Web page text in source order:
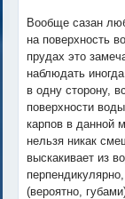
Вообще сазан
на поверхность
прудах это
наблюдать
в одну сторону,
поверхности
карпов в данной
нельзя никак
выскакивает из
(вероятно,